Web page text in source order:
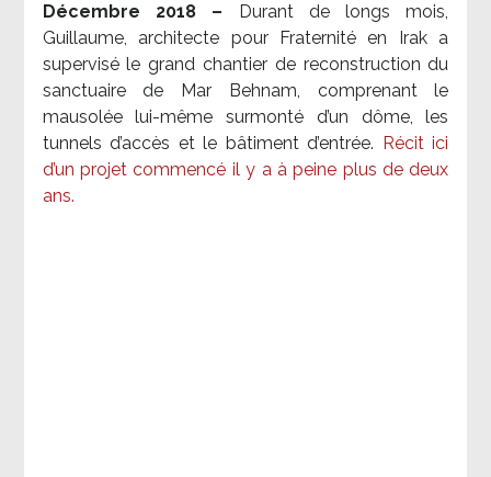
Décembre 2018 –
Durant de longs mois,
Guillaume, architecte pour Fraternité en Irak a
supervisé le grand chantier de reconstruction du
sanctuaire de Mar Behnam, comprenant le
mausolée lui-même surmonté d’un dôme, les
tunnels d’accès et le bâtiment d’entrée.
Récit ici
d’un projet commencé il y a à peine plus de deux
ans.